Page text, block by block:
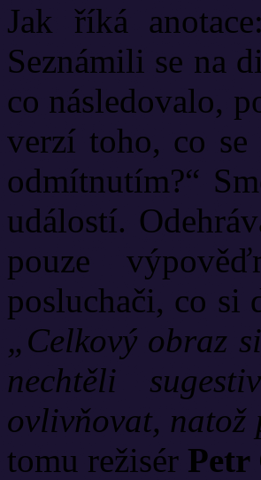
Jak říká
Seznámili se na
co následovalo,
verzí toho, co se
odmítnutím?“
událostí.
pouze
posluchači, co si
„Celkový obraz
nechtěli
ovlivňovat, natož
tomu režisér Petr